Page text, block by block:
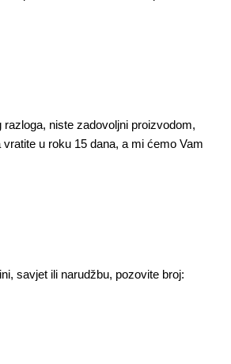
razloga, niste zadovoljni proizvodom,
u roku 15 dana, a mi ćemo Vam
savjet ili narudžbu, pozovite broj: